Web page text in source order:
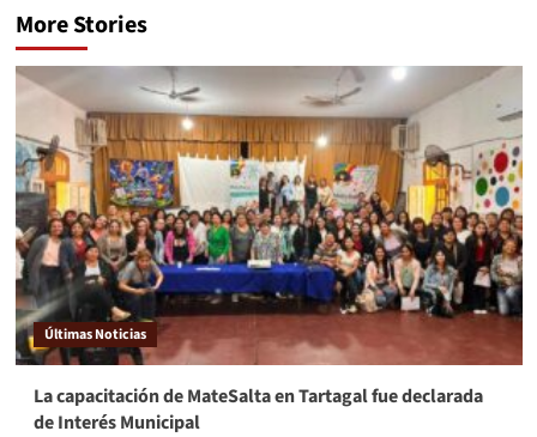
More Stories
Últimas Noticias
La capacitación de MateSalta en Tartagal fue declarada
de Interés Municipal